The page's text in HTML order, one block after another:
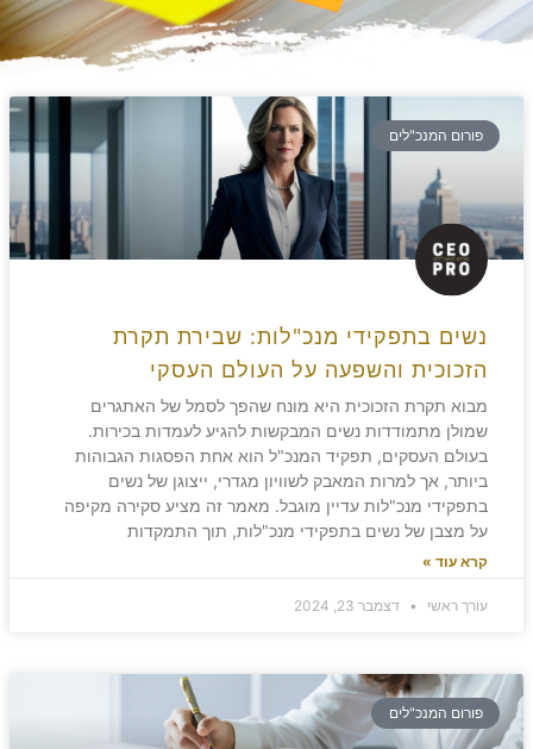
פורום המנכ"לים
נשים בתפקידי מנכ"לות: שבירת תקרת
הזכוכית והשפעה על העולם העסקי
מבוא תקרת הזכוכית היא מונח שהפך לסמל של האתגרים
שמולן מתמודדות נשים המבקשות להגיע לעמדות בכירות.
בעולם העסקים, תפקיד המנכ"ל הוא אחת הפסגות הגבוהות
ביותר, אך למרות המאבק לשוויון מגדרי, ייצוגן של נשים
בתפקידי מנכ"לות עדיין מוגבל. מאמר זה מציע סקירה מקיפה
על מצבן של נשים בתפקידי מנכ"לות, תוך התמקדות
קרא עוד »
עורך ראשי דצמבר 23, 2024
פורום המנכ"לים